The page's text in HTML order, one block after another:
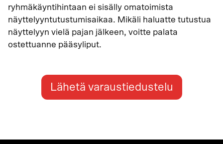
ryhmäkäyntihintaan ei sisälly omatoimista
näyttelyyntutustumisaikaa. Mikäli haluatte tutustua
näyttelyyn vielä pajan jälkeen, voitte palata
ostettuanne pääsyliput.
Lähetä varaustiedustelu